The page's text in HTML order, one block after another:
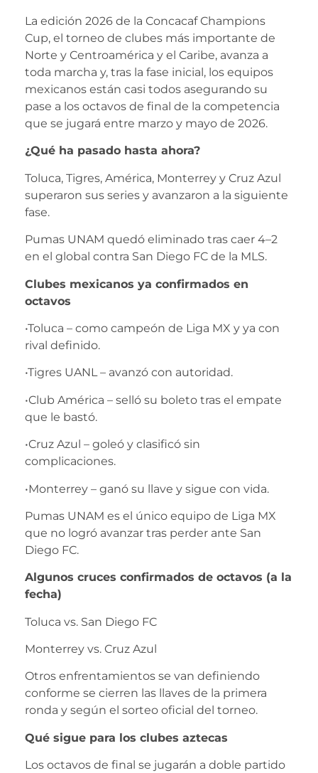
La edición 2026 de la Concacaf Champions
Cup, el torneo de clubes más importante de
Norte y Centroamérica y el Caribe, avanza a
toda marcha y, tras la fase inicial, los equipos
mexicanos están casi todos asegurando su
pase a los octavos de final de la competencia
que se jugará entre marzo y mayo de 2026.
¿Qué ha pasado hasta ahora?
Toluca, Tigres, América, Monterrey y Cruz Azul
superaron sus series y avanzaron a la siguiente
fase.
Pumas UNAM quedó eliminado tras caer 4–2
en el global contra San Diego FC de la MLS.
Clubes mexicanos ya confirmados en
octavos
•Toluca – como campeón de Liga MX y ya con
rival definido.
•Tigres UANL – avanzó con autoridad.
•Club América – selló su boleto tras el empate
que le bastó.
•Cruz Azul – goleó y clasificó sin
complicaciones.
•Monterrey – ganó su llave y sigue con vida.
Pumas UNAM es el único equipo de Liga MX
que no logró avanzar tras perder ante San
Diego FC.
Algunos cruces confirmados de octavos (a la
fecha)
Toluca vs. San Diego FC
Monterrey vs. Cruz Azul
Otros enfrentamientos se van definiendo
conforme se cierren las llaves de la primera
ronda y según el sorteo oficial del torneo.
Qué sigue para los clubes aztecas
Los octavos de final se jugarán a doble partido